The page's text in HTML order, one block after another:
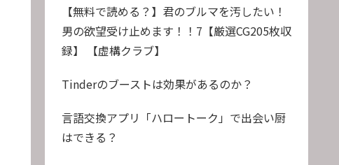
【無料で読める？】君のブルマを汚したい！
男の欲望受け止めます！！7【厳選CG205枚収
録】 【虚構クラブ】
Tinderのブーストは効果があるのか？
言語交換アプリ「ハロートーク」で出会い厨
はできる？